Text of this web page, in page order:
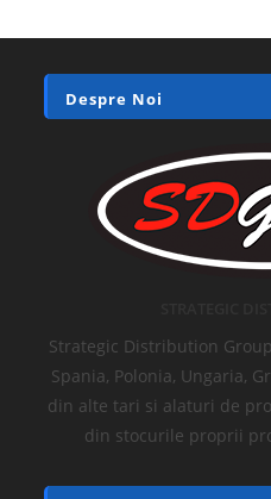
Despre Noi
Strategic Distribution
Spania, Polonia, Ungaria,
din alte tari si alaturi de
din stocurile proprii